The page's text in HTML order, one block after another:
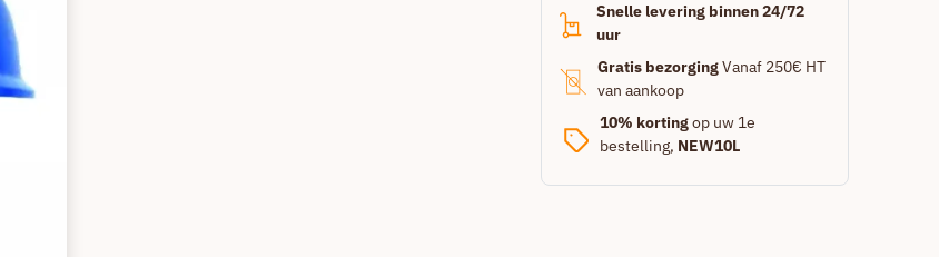
Snelle levering binnen 24/72
uur
Gratis bezorgingVanaf 250€ HT
van aankoop
10% kortingop uw 1e
bestelling, NEW10L